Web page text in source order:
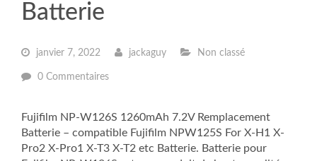
Batterie
janvier 7, 2022 jackaguy Non classé
0 Commentaires
Fujifilm NP-W126S 1260mAh 7.2V Remplacement
Batterie – compatible Fujifilm NPW125S For X-H1 X-
Pro2 X-Pro1 X-T3 X-T2 etc Batterie. Batterie pour